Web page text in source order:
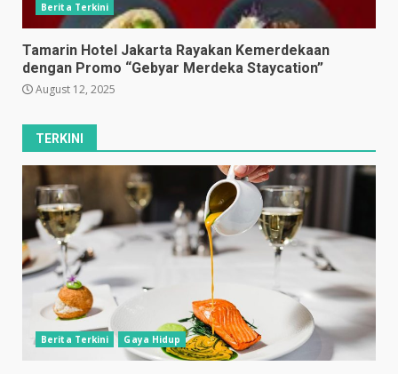
Berita Terkini
Tamarin Hotel Jakarta Rayakan Kemerdekaan
dengan Promo “Gebyar Merdeka Staycation”
August 12, 2025
TERKINI
Berita Terkini Gaya Hidup